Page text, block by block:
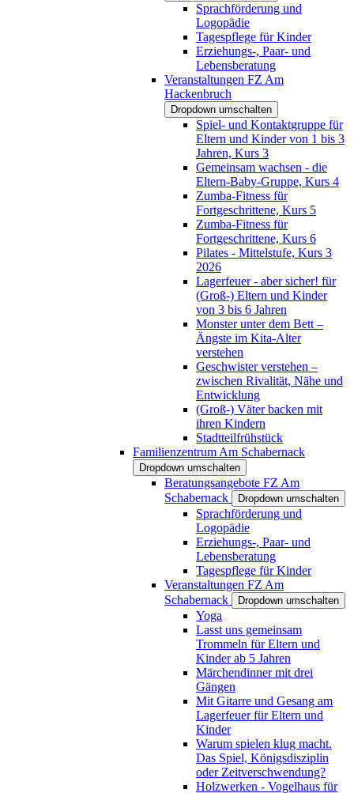
Sprachförderung und
Logopädie
Tagespflege für Kinder
Erziehungs-, Paar- und
Lebensberatung
Veranstaltungen FZ Am
Hackenbruch
Dropdown umschalten
Spiel- und Kontaktgruppe für
Eltern und Kinder von 1 bis 3
Jahren, Kurs 3
Gemeinsam wachsen - die
Eltern-Baby-Gruppe, Kurs 4
Zumba-Fitness für
Fortgeschrittene, Kurs 5
Zumba-Fitness für
Fortgeschrittene, Kurs 6
Pilates - Mittelstufe, Kurs 3
2026
Lagerfeuer - aber sicher! für
(Groß-) Eltern und Kinder
von 3 bis 6 Jahren
Monster unter dem Bett –
Ängste im Kita-Alter
verstehen
Geschwister verstehen –
zwischen Rivalität, Nähe und
Entwicklung
(Groß-) Väter backen mit
ihren Kindern
Stadtteilfrühstück
Familienzentrum Am Schabernack
Dropdown umschalten
Beratungsangebote FZ Am
Schabernack
Dropdown umschalten
Sprachförderung und
Logopädie
Erziehungs-, Paar- und
Lebensberatung
Tagespflege für Kinder
Veranstaltungen FZ Am
Schabernack
Dropdown umschalten
Yoga
Lasst uns gemeinsam
Trommeln für Eltern und
Kinder ab 5 Jahren
Märchendinner mit drei
Gängen
Mit Gitarre und Gesang am
Lagerfeuer für Eltern und
Kinder
Warum spielen klug macht.
Das Spiel, Königsdisziplin
oder Zeitverschwendung?
Holzwerken - Vogelhaus für